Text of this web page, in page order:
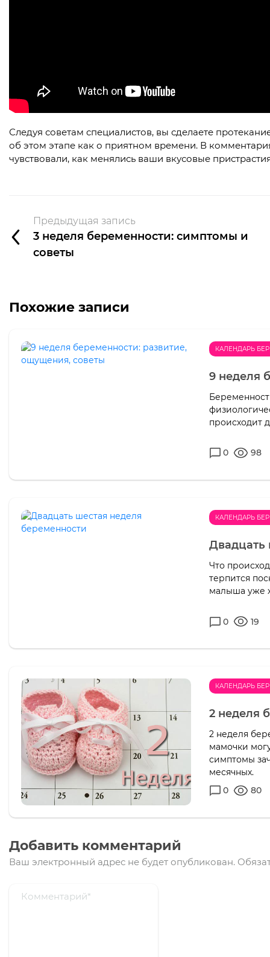
Следуя советам специалистов, вы сделаете
об этом этапе как о приятном времени. В
чувствовали, как менялись ваши вкусовые
Предыдущая запись
3 неделя беременности: симптомы и
советы
Похожие записи
КАЛЕНДАРЬ
9 неделя
происходит
0 98
КАЛЕНДАРЬ
Двадцать
Что
терпится
малыша уже
0 19
КАЛЕНДАРЬ
2 неделя
2 неделя
мамочки
симптомы
месячных.
0
80
Добавить комментарий
Ваш электронный адрес не будет опубликован.